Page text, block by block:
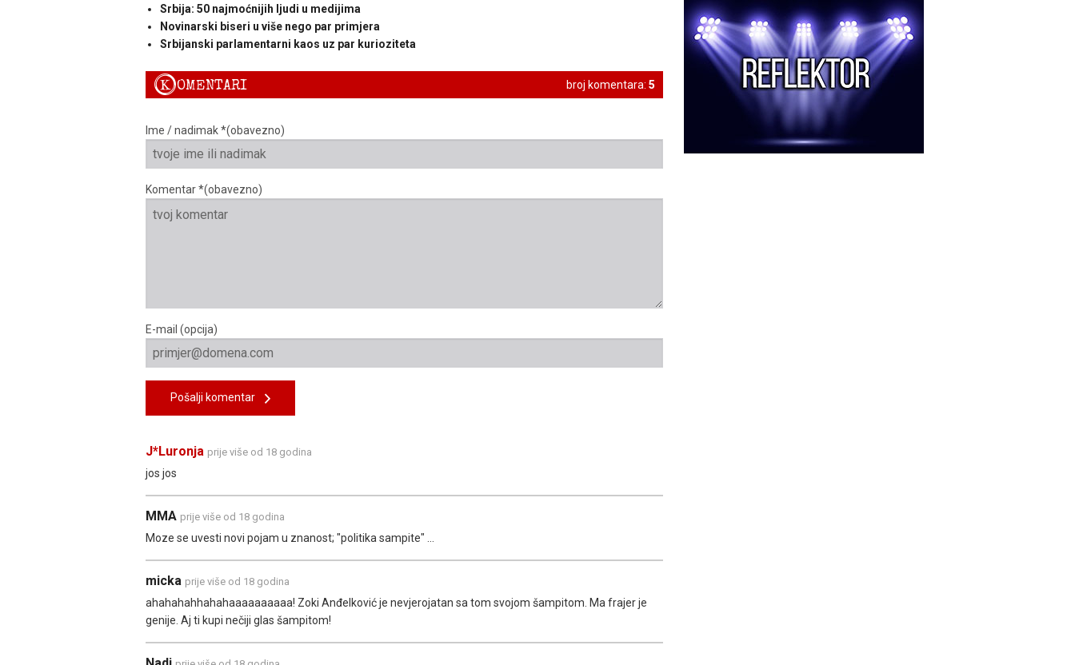
Srbija: 50 najmoćnijih ljudi u medijima
Novinarski biseri u više nego par primjera
Srbijanski parlamentarni kaos uz par kurioziteta
broj komentara: 5
KOMENTARI
Ime / nadimak *(obavezno)
Komentar *(obavezno)
E-mail (opcija)
Pošalji komentar
J*Luronja prije više od 18 godina
jos jos
MMA prije više od 18 godina
Moze se uvesti novi pojam u znanost; "politika sampite" ...
micka prije više od 18 godina
ahahahahhahahaaaaaaaaaa! Zoki Anđelković je nevjerojatan sa tom svojom šampitom. Ma frajer je
genije. Aj ti kupi nečiji glas šampitom!